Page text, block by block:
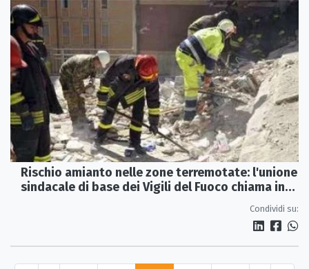
Rischio amianto nelle zone terremotate: l'unione
sindacale di base dei Vigili del Fuoco chiama in
Condividi su: